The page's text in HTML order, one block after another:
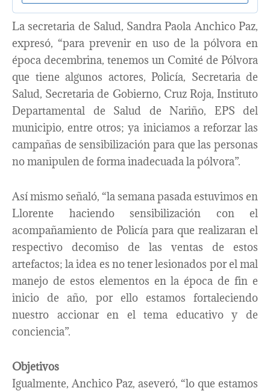
La secretaria de Salud, Sandra Paola Anchico Paz,
expresó, “para prevenir en uso de la pólvora en
época decembrina, tenemos un Comité de Pólvora
que tiene algunos actores, Policía, Secretaria de
Salud, Secretaria de Gobierno, Cruz Roja, Instituto
Departamental de Salud de Nariño, EPS del
municipio, entre otros; ya iniciamos a reforzar las
campañas de sensibilización para que las personas
no manipulen de forma inadecuada la pólvora”.
Así mismo señaló, “la semana pasada estuvimos en
Llorente haciendo sensibilización con el
acompañamiento de Policía para que realizaran el
respectivo decomiso de las ventas de estos
artefactos; la idea es no tener lesionados por el mal
manejo de estos elementos en la época de fin e
inicio de año, por ello estamos fortaleciendo
nuestro accionar en el tema educativo y de
conciencia”.
Objetivos
Igualmente, Anchico Paz, aseveró, “lo que estamos